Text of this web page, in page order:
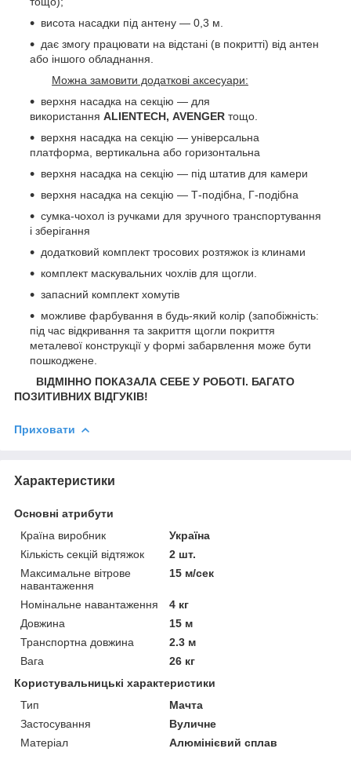
висота насадки під антену — 0,3 м.
дає змогу працювати на відстані (в покритті) від антен
або іншого обладнання.
Можна замовити додаткові аксесуари:
верхня насадка на секцію — для
використання ALIENTECH, AVENGER тощо.
верхня насадка на секцію — універсальна
платформа, вертикальна або горизонтальна
верхня насадка на секцію — під штатив для камери
верхня насадка на секцію — Т-подібна, Г-подібна
сумка-чохол із ручками для зручного транспортування
і зберігання
додатковий комплект тросових розтяжок із клинами
комплект маскувальних чохлів для щогли.
запасний комплект хомутів
можливе фарбування в будь-який колір (запобіжність:
під час відкривання та закриття щогли покриття
металевої конструкції у формі забарвлення може бути
пошкоджене.
ВІДМІННО ПОКАЗАЛА СЕБЕ У РОБОТІ. БАГАТО
ПОЗИТИВНИХ ВІДГУКІВ!
Приховати
Характеристики
Основні атрибути
Країна виробник
Україна
Кількість секцій відтяжок
2 шт.
Максимальне вітрове
навантаження
15 м/сек
Номінальне навантаження
4 кг
Довжина
15 м
Транспортна довжина
2.3 м
Вага
26 кг
Користувальницькі характеристики
Тип
Мачта
Застосування
Вуличне
Матеріал
Алюмінієвий сплав